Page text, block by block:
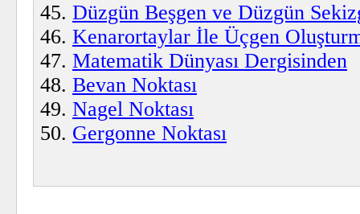
Düzgün Beşgen ve Düzgün
Kenarortaylar İle Üçgen
Matematik Dünyası Dergisinden
Bevan Noktası
Nagel Noktası
Gergonne Noktası